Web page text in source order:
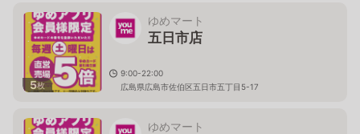
5枚
ゆめマート
五日市店
9:00-22:00
広島県広島市佐伯区五日市五丁目5-17
ゆめマート